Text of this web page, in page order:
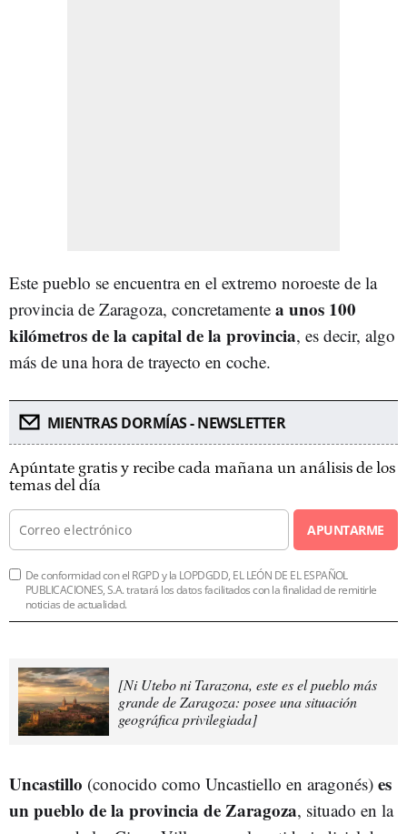
Este pueblo se encuentra en el extremo noroeste de la
provincia de Zaragoza, concretamente a unos 100
kilómetros de la capital de la provincia, es decir, algo
más de una hora de trayecto en coche.
MIENTRAS DORMÍAS - NEWSLETTER
Apúntate gratis y recibe cada mañana un análisis de los
temas del día
APUNTARME
De conformidad con el RGPD y la LOPDGDD, EL LEÓN DE EL ESPAÑOL
PUBLICACIONES, S.A. tratará los datos facilitados con la finalidad de remitirle
noticias de actualidad.
[Ni Utebo ni Tarazona, este es el pueblo más
grande de Zaragoza: posee una situación
geográfica privilegiada]
Uncastillo (conocido como Uncastiello en aragonés) es
un pueblo de la provincia de Zaragoza, situado en la